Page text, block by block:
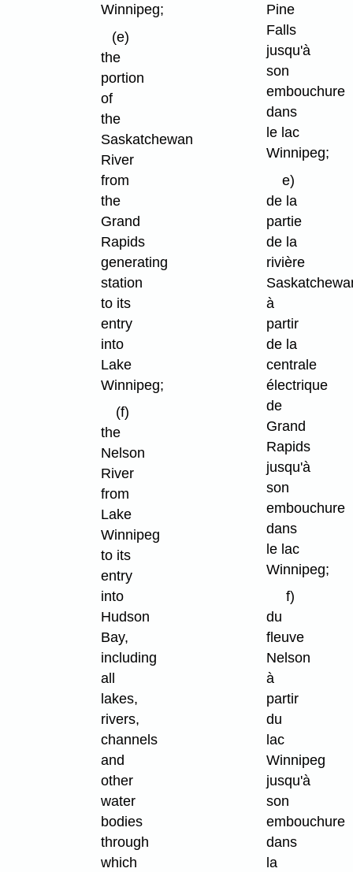
Winnipeg;
(e)
the
portion
of
the
Saskatchewan
River
from
the
Grand
Rapids
generating
station
to its
entry
into
Lake
Winnipeg;
(f)
the
Nelson
River
from
Lake
Winnipeg
to its
entry
into
Hudson
Bay,
including
all
lakes,
rivers,
channels
and
other
water
bodies
through
which
Pine
Falls
jusqu'à
son
embouchure
dans
le lac
Winnipeg;
e)
de la
partie
de la
rivière
à
partir
de la
centrale
électrique
de
Grand
Rapids
jusqu'à
son
embouchure
dans
le lac
Winnipeg;
f)
du
fleuve
Nelson
à
partir
du
lac
Winnipeg
jusqu'à
son
embouchure
dans
la